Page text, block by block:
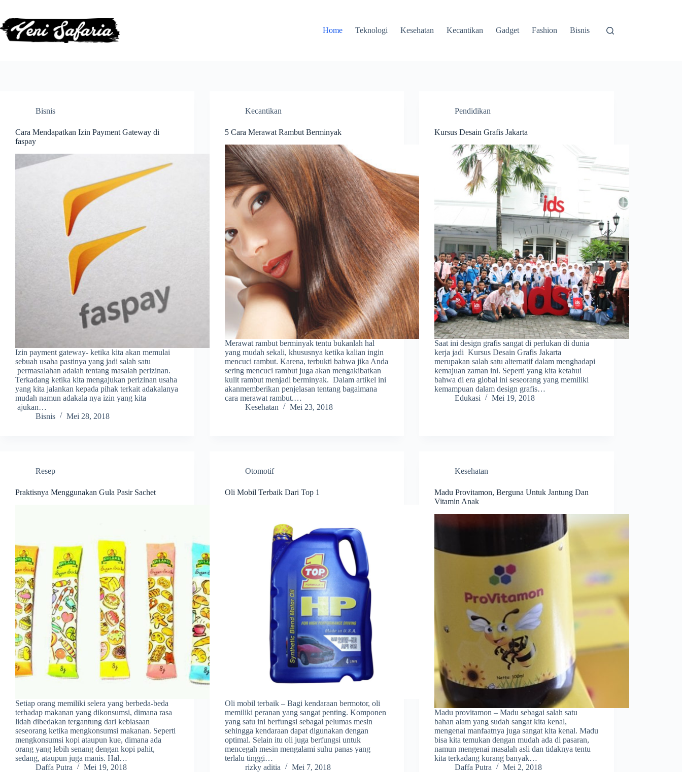
content
Home
Teknologi Kesehatan Kecantikan Gadget Fashion Bisnis
Bisnis
Cara Mendapatkan Izin Payment Gateway di
faspay
Izin payment gateway- ketika kita akan memulai
sebuah usaha pastinya yang jadi salah satu
permasalahan adalah tentang masalah perizinan.
Terkadang ketika kita mengajukan perizinan usaha
yang kita jalankan kepada pihak terkait adakalanya
mudah namun adakala nya izin yang kita
ajukan…
Bisnis
Mei 28, 2018
Kecantikan
5 Cara Merawat Rambut Berminyak
Merawat rambut berminyak tentu bukanlah hal
yang mudah sekali, khususnya ketika kalian ingin
mencuci rambut. Karena, terbukti bahwa jika Anda
sering mencuci rambut juga akan mengakibatkan
kulit rambut menjadi berminyak. Dalam artikel ini
akanmemberikan penjelasan tentang bagaimana
cara merawat rambut.…
Kesehatan
Mei 23, 2018
Pendidikan
Kursus Desain Grafis Jakarta
Saat ini design grafis sangat di perlukan di dunia
kerja jadi Kursus Desain Grafis Jakarta
merupakan salah satu alternatif dalam menghadapi
kemajuan zaman ini. Seperti yang kita ketahui
bahwa di era global ini seseorang yang memiliki
kemampuan dalam design grafis…
Edukasi
Mei 19, 2018
Resep
Praktisnya Menggunakan Gula Pasir Sachet
Setiap orang memiliki selera yang berbeda-beda
terhadap makanan yang dikonsumsi, dimana rasa
lidah dibedakan tergantung dari kebiasaan
seseorang ketika mengkonsumsi makanan. Seperti
mengkonsumsi kopi ataupun kue, dimana ada
orang yang lebih senang dengan kopi pahit,
sedang, ataupun juga manis. Hal…
Daffa Putra
Mei 19, 2018
Otomotif
Oli Mobil Terbaik Dari Top 1
Oli mobil terbaik – Bagi kendaraan bermotor, oli
memiliki peranan yang sangat penting. Komponen
yang satu ini berfungsi sebagai pelumas mesin
sehingga kendaraan dapat digunakan dengan
optimal. Selain itu oli juga berfungsi untuk
mencegah mesin mengalami suhu panas yang
terlalu tinggi…
rizky aditia
Mei 7, 2018
Kesehatan
Madu Provitamon, Berguna Untuk Jantung Dan
Vitamin Anak
Madu provitamon – Madu sebagai salah satu
bahan alam yang sudah sangat kita kenal,
mengenai manfaatnya juga sangat kita kenal. Madu
bisa kita temukan dengan mudah ada di pasaran,
namun mengenai masalah asli dan tidaknya tentu
kita terkadang kurang banyak…
Daffa Putra
Mei 2, 2018